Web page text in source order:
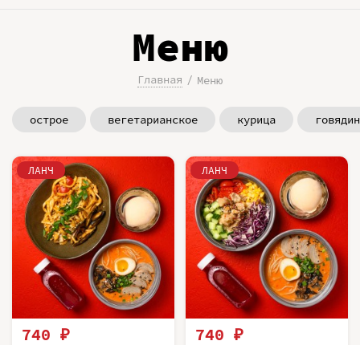
Меню
Главная Меню
острое вегетарианское курица
ЛАНЧ
740 ₽
ЛАНЧ
740 ₽